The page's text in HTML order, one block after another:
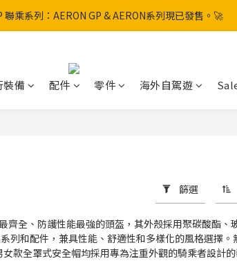
聯乘系列：AERON GP & AERON系列現已發售。🚀
聯乘系列：AERON GP & AERON系列現已發售。🚀
香港訂單滿HK$600免運費
裝備 配件 零件 海外自駕遊
篩選
齊全、防護性能最強的頭盔，其外殼採用聚碳酸酯
列和配件，兼具性能、舒適性和多樣化的風格選擇
款全罩式安全帽均採用專為注重外觀的騎乘者設計